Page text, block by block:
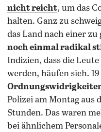
nicht reicht, um das
halten. Ganz zu
das Land nach einer
noch einmal radikal
Indizien, dass die
werden, häufen sich.
Polizei am Montag aus
Stunden. Das waren
bei ähnlichem